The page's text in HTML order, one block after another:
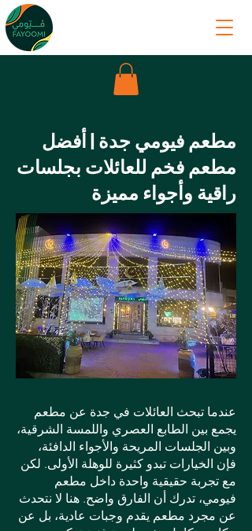
مطعم فيومي جدة | أفضل
مطعم فخم للعائلات بجلسات
راقية وأجواء مميزة
عندما تبحث العائلات في جدة عن مطعم
يجمع بين الطابع العصري واللمسة الشرقية،
وبين الجلسات المريحة والأجواء الدافئة،
فإن الخيارات تبدو كثيرة للوهلة الأولى. لكن
مع تجربة حقيقية واحدة داخل مطعم
فيومي، تدرك أن الفارق واضح. هنا لا نتحدث
عن مجرد مطعم يقدم وجبات عادية، بل عن